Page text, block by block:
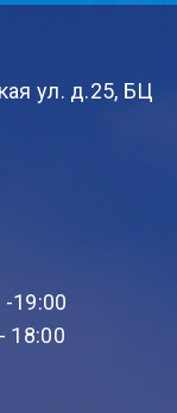
ул. д.25, БЦ
19:00
18:00